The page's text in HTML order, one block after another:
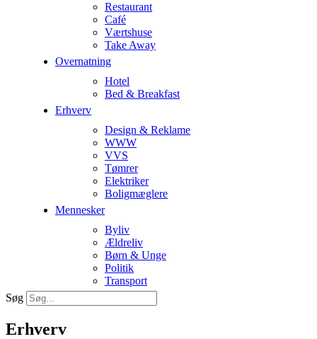
Restaurant
Café
Værtshuse
Take Away
Overnatning
Hotel
Bed & Breakfast
Erhverv
Design & Reklame
WWW
VVS
Tømrer
Elektriker
Boligmæglere
Mennesker
Byliv
Ældreliv
Børn & Unge
Politik
Transport
Søg
Erhverv